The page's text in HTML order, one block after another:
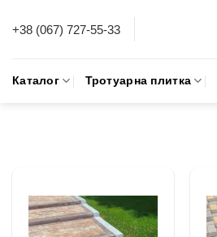
+38 (067) 727-55-33
Каталог Тротуарна плитка